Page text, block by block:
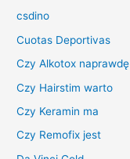
csdino
Cuotas Deportivas
Czy Alkotox naprawdę
Czy Hairstim warto
Czy Keramin ma
Czy Remofix jest